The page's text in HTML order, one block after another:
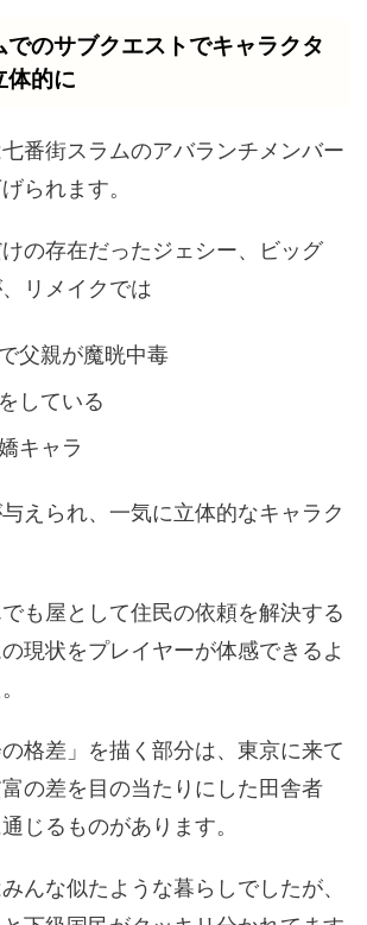
でのサブクエストでキャラクタ
体的に
番街スラムのアバランチメンバー
られます。
の存在だったジェシー、ビッグ
リメイクでは
父親が魔晄中毒
している
キャラ
えられ、一気に立体的なキャラク
も屋として住民の依頼を解決する
現状をプレイヤーが体感できるよ
格差」を描く部分は、東京に来て
の差を目の当たりにした田舎者
じるものがあります。
んな似たような暮らしでしたが、